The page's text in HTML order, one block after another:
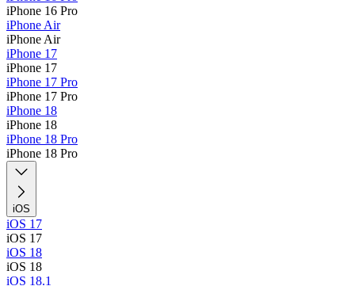
iPhone 16 Pro
iPhone Air
iPhone Air
iPhone 17
iPhone 17
iPhone 17 Pro
iPhone 17 Pro
iPhone 18
iPhone 18
iPhone 18 Pro
iPhone 18 Pro
iOS
iOS 17
iOS 17
iOS 18
iOS 18
iOS 18.1